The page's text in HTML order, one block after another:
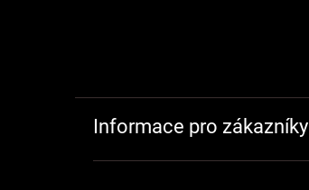
Informace pro zákazníky